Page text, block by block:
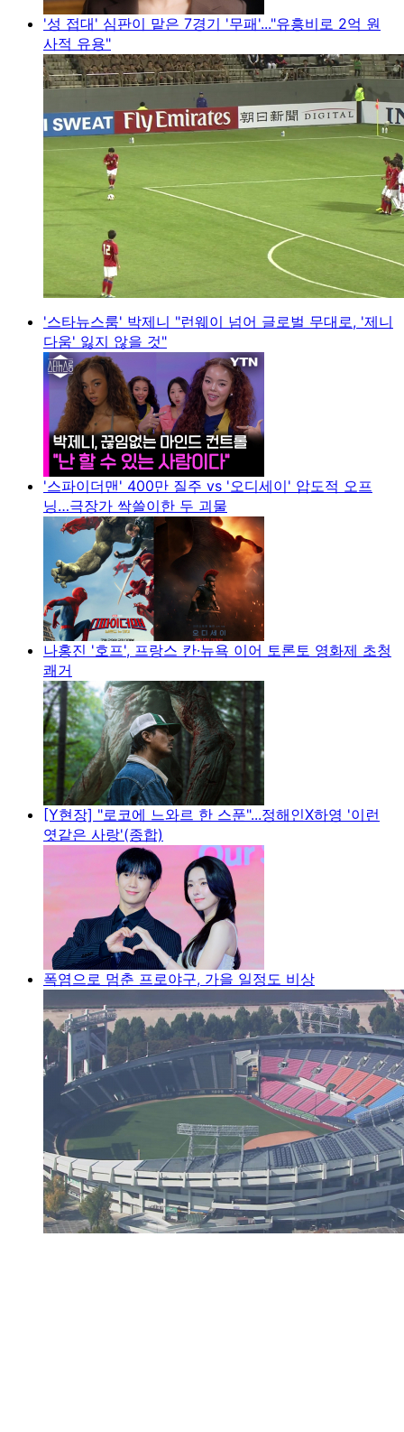
'성 접대' 심판이 맡은 7경기 '무패'..."유흥비로 2억 원
사적 유용"
'스타뉴스룸' 박제니 "런웨이 넘어 글로벌 무대로, '제니
다움' 잃지 않을 것"
'스파이더맨' 400만 질주 vs '오디세이' 압도적 오프
닝…극장가 싹쓸이한 두 괴물
나홍진 '호프', 프랑스 칸·뉴욕 이어 토론토 영화제 초청
쾌거
[Y현장] "로코에 느와르 한 스푼"...정해인X하영 '이런
엿같은 사랑'(종합)
폭염으로 멈춘 프로야구, 가을 일정도 비상